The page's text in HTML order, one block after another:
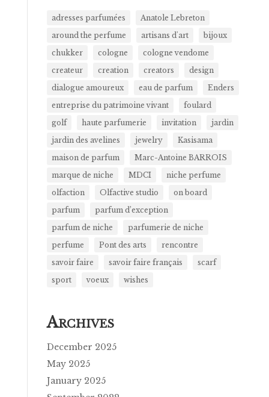
adresses parfumées
Anatole Lebreton
around the perfume
artisans d'art
bijoux
chukker
cologne
cologne vendome
createur
creation creators
design
dialogue amoureux
eau de parfum
Enders
entreprise du patrimoine vivant
foulard
golf
haute parfumerie invitation
jardin
jardin des avelines
jewelry
Kasisama
maison de parfum
Marc-Antoine BARROIS
marque de niche
MDCI
niche perfume
olfaction
Olfactive studio
on board
parfum
parfum d’exception
parfum de niche
parfumerie de niche
perfume
Pont des arts
rencontre
savoir faire
savoir faire français
scarf
sport
voeux wishes
ARCHIVES
December 2025
May 2025
January 2025